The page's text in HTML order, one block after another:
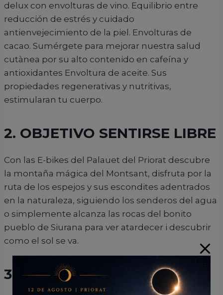
delux con envolturas de vino. Equilibrio entre
reducción de estrés y cuidado
antienvejecimiento de la piel. Envolturas de
cacao. Sumérgete para mejorar nuestra salud
cutànea por su alto contenido en cafeína y
antioxidantes Envoltura de aceite. Sus
propiedades regenerativas y nutritivas,
estimularan tu cuerpo.
2. OBJETIVO SENTIRSE LIBRE
Con las E-bikes del Palauet del Priorat descubre
la montaña mágica del Montsant, disfruta por la
ruta de los espejos y sus escondites adentrados
en la naturaleza, siguiendo los senderos del agua
o simplemente alcanza las rocas del bonito
pueblo de Siurana para ver atardecer i descubrir
como el sol se va.
3. Diversión 4 x 4